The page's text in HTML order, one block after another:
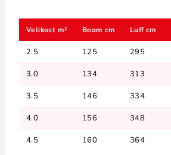
Velikost m² Boom cm Luff cm
2.5 125 295
3.0 134 313
3.5 146 334
4.0 156 348
4.5 160 364